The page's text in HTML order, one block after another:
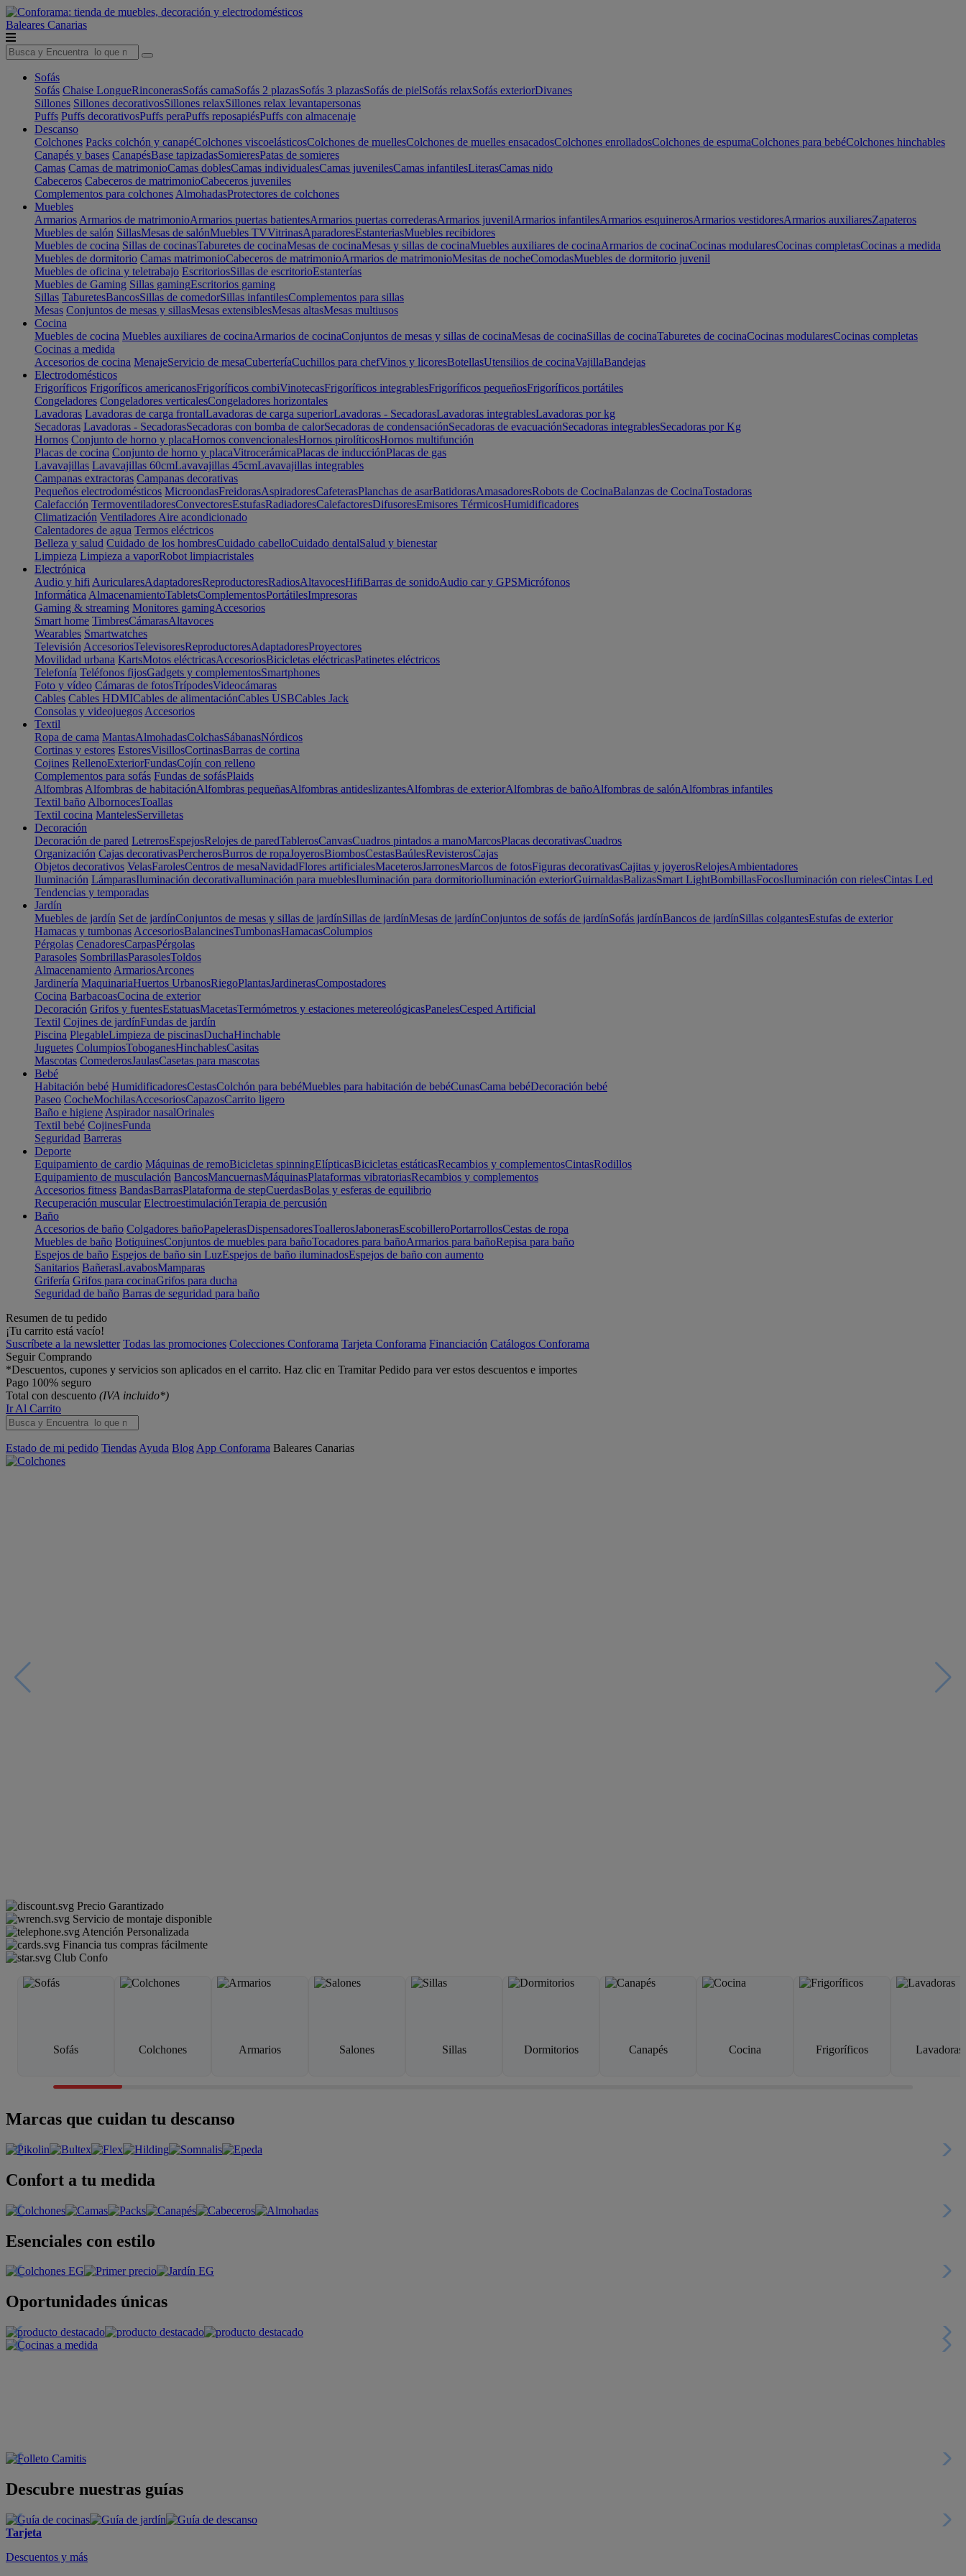
Baleares Canarias
Sofás
Sofás Chaise LongueRinconerasSofás camaSofás 2 plazasSofás 3 plazasSofás de pielSofás relaxSofás exteriorDivanes
Sillones Sillones decorativosSillones relaxSillones relax levantapersonas
Puffs Puffs decorativosPuffs peraPuffs reposapiésPuffs con almacenaje
Descanso
Colchones Packs colchón y canapéColchones viscoelásticosColchones de muellesColchones de muelles ensacadosColchones enrolladosColchones de espumaColchones para bebéColchones hinchables
Canapés y bases CanapésBase tapizadasSomieresPatas de somieres
Camas Camas de matrimonioCamas doblesCamas individualesCamas juvenilesCamas infantilesLiterasCamas nido
Cabeceros Cabeceros de matrimonioCabeceros juveniles
Complementos para colchones AlmohadasProtectores de colchones
Muebles
Armarios Armarios de matrimonioArmarios puertas batientesArmarios puertas correderasArmarios juvenilArmarios infantilesArmarios esquinerosArmarios vestidoresArmarios auxiliaresZapateros
Muebles de salón SillasMesas de salónMuebles TVVitrinasAparadoresEstanteriasMuebles recibidores
Muebles de cocina Sillas de cocinasTaburetes de cocinaMesas de cocinaMesas y sillas de cocinaMuebles auxiliares de cocinaArmarios de cocinaCocinas modularesCocinas completasCocinas a medida
Muebles de dormitorio Camas matrimonioCabeceros de matrimonioArmarios de matrimonioMesitas de nocheComodasMuebles de dormitorio juvenil
Muebles de oficina y teletrabajo EscritoriosSillas de escritorioEstanterías
Muebles de Gaming Sillas gamingEscritorios gaming
Sillas TaburetesBancosSillas de comedorSillas infantilesComplementos para sillas
Mesas Conjuntos de mesas y sillasMesas extensiblesMesas altasMesas multiusos
Cocina
Muebles de cocina Muebles auxiliares de cocinaArmarios de cocinaConjuntos de mesas y sillas de cocinaMesas de cocinaSillas de cocinaTaburetes de cocinaCocinas modularesCocinas completas
Cocinas a medida
Accesorios de cocina MenajeServicio de mesaCuberteríaCuchillos para chefVinos y licoresBotellasUtensilios de cocinaVajillaBandejas
Electrodomésticos
Frigoríficos Frigoríficos americanosFrigoríficos combiVinotecasFrigoríficos integrablesFrigoríficos pequeñosFrigoríficos portátiles
Congeladores Congeladores verticalesCongeladores horizontales
Lavadoras Lavadoras de carga frontalLavadoras de carga superiorLavadoras - SecadorasLavadoras integrablesLavadoras por kg
Secadoras Lavadoras - SecadorasSecadoras con bomba de calorSecadoras de condensaciónSecadoras de evacuaciónSecadoras integrablesSecadoras por Kg
Hornos Conjunto de horno y placaHornos convencionalesHornos pirolíticosHornos multifunción
Placas de cocina Conjunto de horno y placaVitrocerámicaPlacas de inducciónPlacas de gas
Lavavajillas Lavavajillas 60cmLavavajillas 45cmLavavajillas integrables
Campanas extractoras Campanas decorativas
Pequeños electrodomésticos MicroondasFreidorasAspiradoresCafeterasPlanchas de asarBatidorasAmasadoresRobots de CocinaBalanzas de CocinaTostadoras
Calefacción TermoventiladoresConvectoresEstufasRadiadoresCalefactoresDifusoresEmisores TérmicosHumidificadores
Climatización Ventiladores Aire acondicionado
Calentadores de agua Termos eléctricos
Belleza y salud Cuidado de los hombresCuidado cabelloCuidado dentalSalud y bienestar
Limpieza Limpieza a vaporRobot limpiacristales
Electrónica
Audio y hifi AuricularesAdaptadoresReproductoresRadiosAltavocesHifiBarras de sonidoAudio car y GPSMicrófonos
Informática AlmacenamientoTabletsComplementosPortátilesImpresoras
Gaming & streaming Monitores gamingAccesorios
Smart home TimbresCámarasAltavoces
Wearables Smartwatches
Televisión AccesoriosTelevisoresReproductoresAdaptadoresProyectores
Movilidad urbana KartsMotos eléctricasAccesoriosBicicletas eléctricasPatinetes eléctricos
Telefonía Teléfonos fijosGadgets y complementosSmartphones
Foto y vídeo Cámaras de fotosTrípodesVideocámaras
Cables Cables HDMICables de alimentaciónCables USBCables Jack
Consolas y videojuegos Accesorios
Textil
Ropa de cama MantasAlmohadasColchasSábanasNórdicos
Cortinas y estores EstoresVisillosCortinasBarras de cortina
Cojines RellenoExteriorFundasCojín con relleno
Complementos para sofás Fundas de sofásPlaids
Alfombras Alfombras de habitaciónAlfombras pequeñasAlfombras antideslizantesAlfombras de exteriorAlfombras de bañoAlfombras de salónAlfombras infantiles
Textil baño AlbornocesToallas
Textil cocina MantelesServilletas
Decoración
Decoración de pared LetrerosEspejosRelojes de paredTablerosCanvasCuadros pintados a manoMarcosPlacas decorativasCuadros
Organización Cajas decorativasPercherosBurros de ropaJoyerosBiombosCestasBaúlesRevisterosCajas
Objetos decorativos VelasFarolesCentros de mesaNavidadFlores artificialesMaceterosJarronesMarcos de fotosFiguras decorativasCajitas y joyerosRelojesAmbientadores
Iluminación LámparasIluminación decorativaIluminación para mueblesIluminación para dormitorioIluminación exteriorGuirnaldasBalizasSmart LightBombillasFocosIluminación con rielesCintas Led
Tendencias y temporadas
Jardín
Muebles de jardín Set de jardínConjuntos de mesas y sillas de jardínSillas de jardínMesas de jardínConjuntos de sofás de jardínSofás jardínBancos de jardínSillas colgantesEstufas de exterior
Hamacas y tumbonas AccesoriosBalancinesTumbonasHamacasColumpios
Pérgolas CenadoresCarpasPérgolas
Parasoles SombrillasParasolesToldos
Almacenamiento ArmariosArcones
Jardinería MaquinariaHuertos UrbanosRiegoPlantasJardinerasCompostadores
Cocina BarbacoasCocina de exterior
Decoración Grifos y fuentesEstatuasMacetasTermómetros y estaciones metereológicasPanelesCesped Artificial
Textil Cojines de jardínFundas de jardín
Piscina PlegableLimpieza de piscinasDuchaHinchable
Juguetes ColumpiosToboganesHinchablesCasitas
Mascotas ComederosJaulasCasetas para mascotas
Bebé
Habitación bebé HumidificadoresCestasColchón para bebéMuebles para habitación de bebéCunasCama bebéDecoración bebé
Paseo CocheMochilasAccesoriosCapazosCarrito ligero
Baño e higiene Aspirador nasalOrinales
Textil bebé CojinesFunda
Seguridad Barreras
Deporte
Equipamiento de cardio Máquinas de remoBicicletas spinningElípticasBicicletas estáticasRecambios y complementosCintasRodillos
Equipamiento de musculación BancosMancuernasMáquinasPlataformas vibratoriasRecambios y complementos
Accesorios fitness BandasBarrasPlataforma de stepCuerdasBolas y esferas de equilibrio
Recuperación muscular ElectroestimulaciónTerapia de percusión
Baño
Accesorios de baño Colgadores bañoPapelerasDispensadoresToallerosJabonerasEscobilleroPortarrollosCestas de ropa
Muebles de baño BotiquinesConjuntos de muebles para bañoTocadores para bañoArmarios para bañoRepisa para baño
Espejos de baño Espejos de baño sin LuzEspejos de baño iluminadosEspejos de baño con aumento
Sanitarios BañerasLavabosMamparas
Grifería Grifos para cocinaGrifos para ducha
Seguridad de baño Barras de seguridad para baño
Resumen de tu pedido
¡Tu carrito está vacío!
Suscríbete a la newsletter Todas las promociones Colecciones Conforama Tarjeta Conforama Financiación Catálogos Conforama
Seguir Comprando
*Descuentos, cupones y servicios son aplicados en el carrito. Haz clic en Tramitar Pedido para ver estos descuentos e importes
Pago 100% seguro
Total con descuento (IVA incluido*)
Ir Al Carrito
Estado de mi pedido Tiendas Ayuda Blog App Conforama Baleares Canarias
Precio Garantizado
Servicio de montaje disponible
Atención Personalizada
Financia tus compras fácilmente
Club Confo
Sofás Colchones Armarios Salones Sillas Dormitorios Canapés Cocina Frigoríficos Lavadoras
Marcas que cuidan tu descanso
Confort a tu medida
Esenciales con estilo
Oportunidades únicas
Descubre nuestras guías
Tarjeta
Descuentos y más